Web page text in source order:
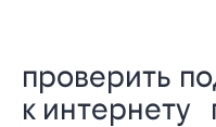
проверить
к интернету